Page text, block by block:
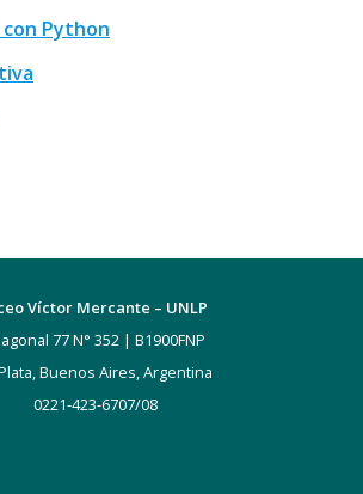
Python
Víctor Mercante – UNLP
77 N° 352 | B1900FNP
Buenos Aires, Argentina
0221-423-6707/08